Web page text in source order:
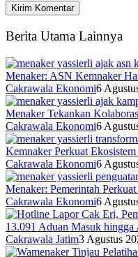
Berita Utama Lainnya
Menaker: ASN Kemnaker
Cakrawala Ekonomi6
Menaker Tekankan
Cakrawala Ekonomi6
Kemnaker Perkuat
Cakrawala Ekonomi6
Menaker: Pemerintah
Cakrawala Ekonomi6
13.091 Aduan Masuk
Cakrawala Jatim3 Agustus